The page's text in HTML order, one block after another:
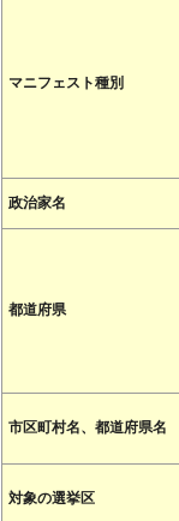
マニフェスト種別
政治家名
都道府県
市区町村名、都道府県名
対象の選挙区